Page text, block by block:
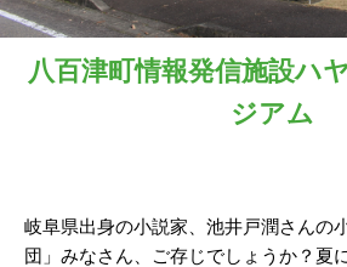
八百津町情報発信施設ハ
ジアム
岐阜県出身の小説家、池井戸潤さんの
団」みなさん、ご存じでしょうか？夏